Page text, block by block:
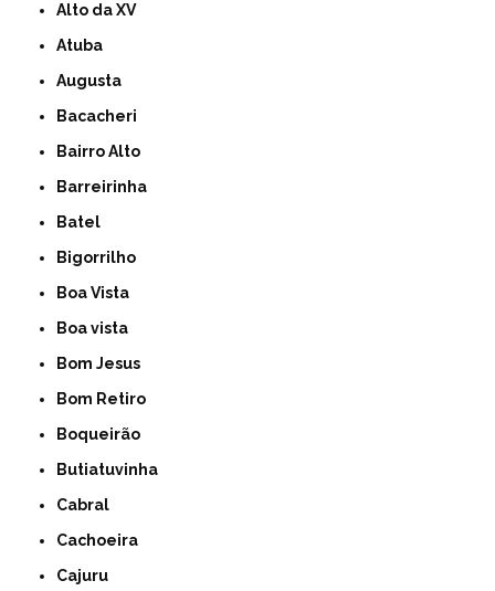
Alto da XV
Atuba
Augusta
Bacacheri
Bairro Alto
Barreirinha
Batel
Bigorrilho
Boa Vista
Boa vista
Bom Jesus
Bom Retiro
Boqueirão
Butiatuvinha
Cabral
Cachoeira
Cajuru